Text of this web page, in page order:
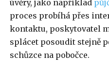
úvěry, jako například
proces probíhá přes
kontaktu, poskytovatel
splácet posoudit stejně
schůzce na pobočce.